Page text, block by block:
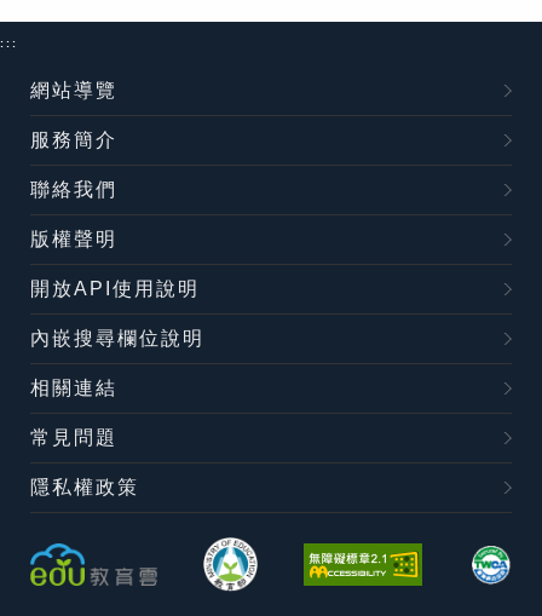
:::
網站導覽
服務簡介
聯絡我們
版權聲明
開放API使用說明
內嵌搜尋欄位說明
相關連結
常見問題
隱私權政策